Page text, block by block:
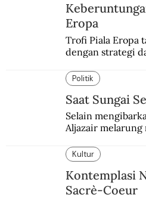
Eropa
Trofi Piala Eropa
dengan strategi
mengalaminya.
Politik
Saat Sungai
Selain
Aljazair melarung
Kultur
Kontemplasi
Sacrè-Coeur